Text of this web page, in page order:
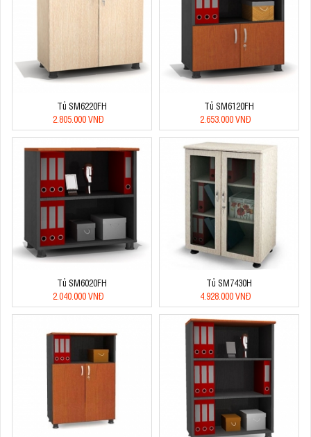
Tủ SM6220FH
2.805.000 VNĐ
Tủ SM6120FH
2.653.000 VNĐ
Tủ SM6020FH
2.040.000 VNĐ
Tủ SM7430H
4.928.000 VNĐ